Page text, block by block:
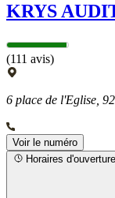
KRYS
(111 avis)
6 place de l'Eglise,
Voir le numéro
Horaires d'ouverture